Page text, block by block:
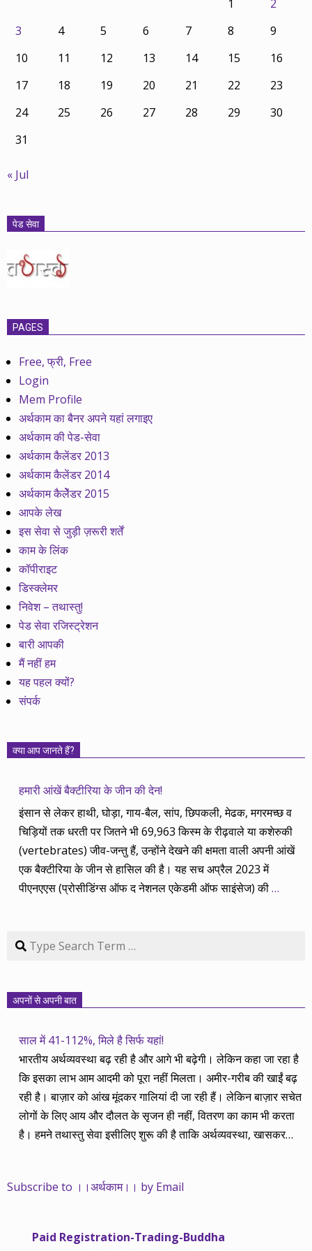
1
2
3
4 5 6 7 8
9
10
11 12 13 14 15
16
17
18 19 20 21 22
23
24
25 26 27 28 29
30
31
« Jul
पेड सेवा
PAGES
Free, फ्री, Free
Login
Mem Profile
अर्थकाम का बैनर अपने यहां लगाइए
अर्थकाम की पेड-सेवा
अर्थकाम कैलेंडर 2013
अर्थकाम कैलेंडर 2014
अर्थकाम कैलेेंडर 2015
आपके लेख
इस सेवा से जुड़ी ज़रूरी शर्तें
काम के लिंक
कॉपीराइट
डिस्क्लेमर
निवेश – तथास्तु!
पेड सेवा रजिस्ट्रेशन
बारी आपकी
मैं नहीं हम
यह पहल क्यों?
संपर्क
क्या आप जानते हैं?
हमारी आंखें बैक्टीरिया के जीन की देन!
इंसान से लेकर हाथी, घोड़ा, गाय-बैल, सांप, छिपकली, मेढक, मगरमच्छ व
चिड़ियों तक धरती पर जितने भी 69,963 किस्म के रीढ़वाले या कशेरुकी
(vertebrates) जीव-जन्तु हैं, उन्होंने देखने की क्षमता वाली अपनी आंखें
एक बैक्टीरिया के जीन से हासिल की है। यह सच अप्रैल 2023 में
पीएनएएस (प्रोसीडिंग्स ऑफ द नेशनल एकेडमी ऑफ साइंसेज) की…
Search
अपनों से अपनी बात
साल में 41-112%, मिले है सिर्फ यहां!
भारतीय अर्थव्यवस्था बढ़ रही है और आगे भी बढ़ेगी। लेकिन कहा जा रहा है
कि इसका लाभ आम आदमी को पूरा नहीं मिलता। अमीर-गरीब की खाईं बढ़
रही है। बाज़ार को आंख मूंदकर गालियां दी जा रही हैं। लेकिन बाज़ार सचेत
लोगों के लिए आय और दौलत के सृजन ही नहीं, वितरण का काम भी करता
है। हमने तथास्तु सेवा इसीलिए शुरू की है ताकि अर्थव्यवस्था, खासकर
महंगाई की दर 10 प्रतिशत से ऊपर रहती है। वे भागकर जाते हैं सोने और
साढ़े चार सालों से अर्थकाम से जुड़े हैं, वे हमारी ईमानदारी और सत्यनिष्ठा से
Subscribe to ।।अर्थकाम।। by Email
Paid Registration-Trading-Buddha